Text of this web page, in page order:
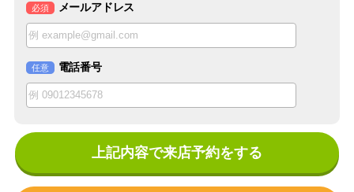
必須 メールアドレス
任意 電話番号
上記内容で来店予約をする